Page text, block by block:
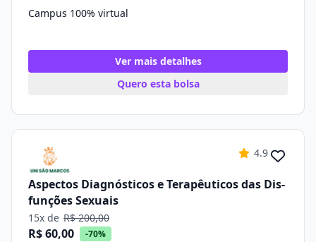
Campus 100% virtual
Ver mais detalhes
Quero esta bolsa
4.9
Aspectos Diagnósticos e Terapêuticos das Dis-
funções Sexuais
15x de R$ 200,00
R$ 60,00 -70%